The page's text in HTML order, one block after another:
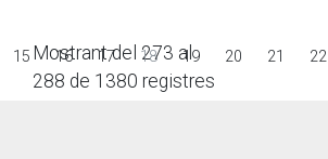
Mostrant del 273 al
288 de 1380 registres
15 16 17 18 19 20 21 22